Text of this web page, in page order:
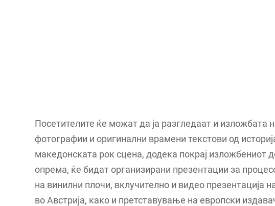
Посетителите ќе можат да ја разгледаат и изложбата
фотографии и оригинални врамени текстови од
македонската рок сцена, додека покрај изложбениот
опрема, ќе бидат организирани презентации за
на винилни плочи, вклучително и видео презентација
во Австрија, како и претставување на европски